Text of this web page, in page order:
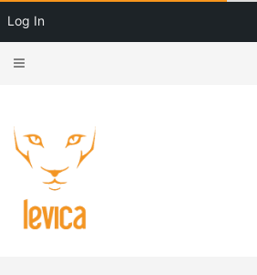
Log In